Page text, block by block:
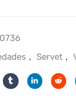
, Servet ,